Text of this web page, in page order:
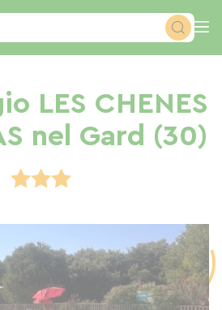
LES CHENES
nel Gard (30)
dei cookies